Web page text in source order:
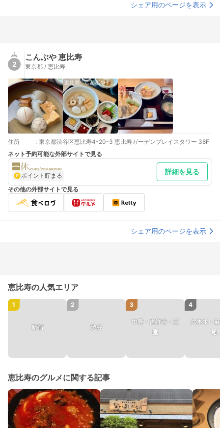
シェア用のページを表示
2
こんぶや 恵比寿
東京都 / 恵比寿
住所 : 東京都渋谷区恵比寿4-20-3 恵比寿ガーデンプレイスタワー 38F
ネット予約可能な外部サイトで見る
ポイント貯まる 詳細を見る
その他の外部サイトで見る
シェア用のページを表示
恵比寿の人気エリア
1
新宿
2
渋谷
3
中野・吉祥寺・三
鷹
4
六本木・
尾
恵比寿のグルメに関する記事